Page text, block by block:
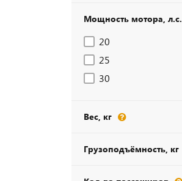
Мощность мотора, л.с.
20
25
30
Вес, кг
Грузоподъёмность, кг